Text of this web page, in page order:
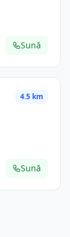
Sună
4.5 km
Sună